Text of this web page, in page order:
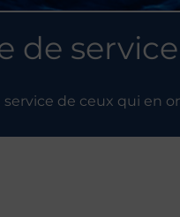
de
de ceux qui en